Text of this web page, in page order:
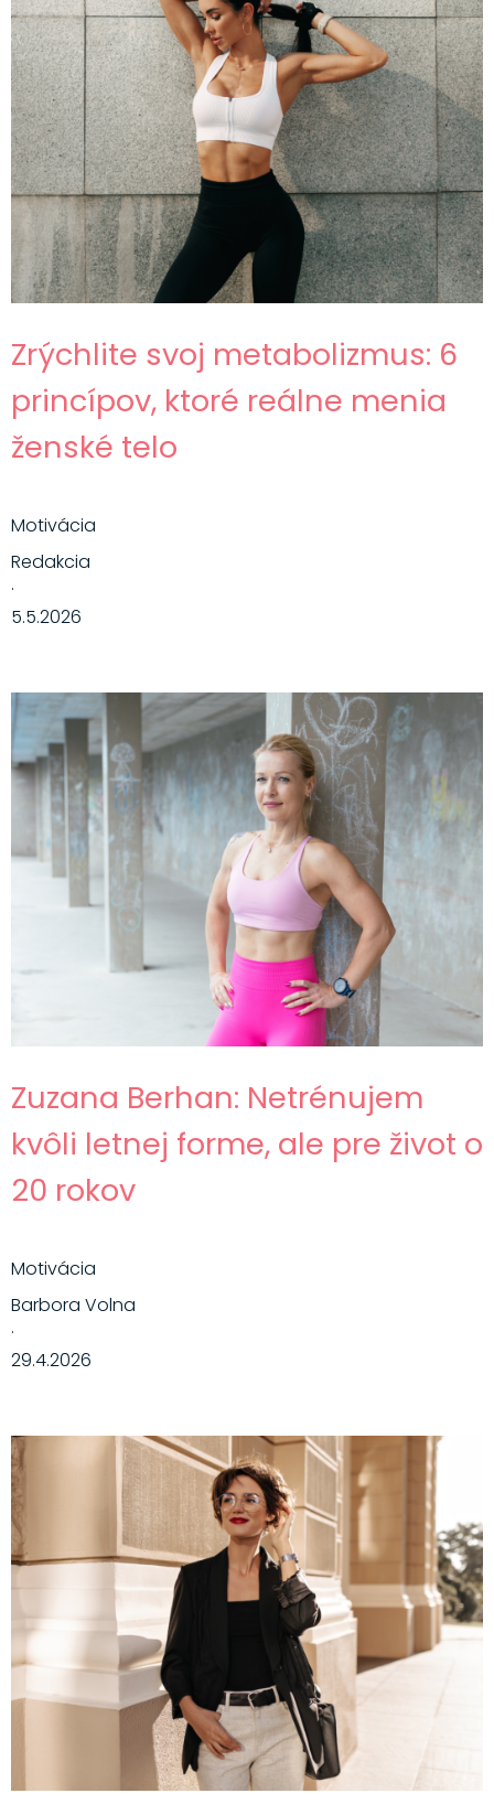
Zrýchlite svoj metabolizmus: 6
princípov, ktoré reálne menia
ženské telo
Motivácia
Redakcia
·
5.5.2026
Zuzana Berhan: Netrénujem
kvôli letnej forme, ale pre život o
20 rokov
Motivácia
Barbora Volna
·
29.4.2026